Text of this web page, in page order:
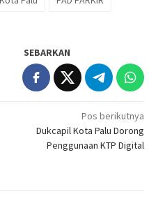
SEBARKAN
Pos berikutnya
Dukcapil Kota Palu Dorong
Penggunaan KTP Digital